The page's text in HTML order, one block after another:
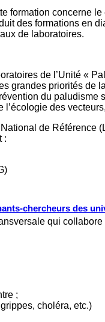
chercheurs des
formation concerne
des formations en
de laboratoires.
de l’Unité «
grandes priorités de
du paludisme
des
de
:
qui
;
choléra, etc.)